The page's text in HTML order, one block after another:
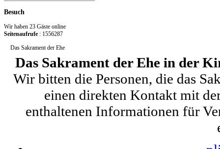
Besuch
Wir haben 23 Gäste online
Seitenaufrufe : 1556287
Das Sakrament der Ehe
Das Sakrament der Ehe in der
Wir bitten die Personen, die das
einen direkten Kontakt mit
enthaltenen Informationen für